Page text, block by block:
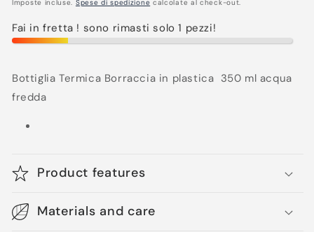
Imposte incluse. Spese di spedizione calcolate al check-out.
Fai in fretta ! sono rimasti solo 1 pezzi!
Bottiglia Termica Borraccia in plastica 350 ml acqua
fredda
Product features
Materials and care